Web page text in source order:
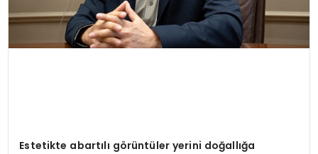
Estetikte abartılı görüntüler yerini doğallığa